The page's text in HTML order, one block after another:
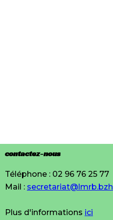
contactez-nous
Téléphone : 02 96 76 25 77
Mail : secretariat@lmrb.bzh
Plus d'informations ici